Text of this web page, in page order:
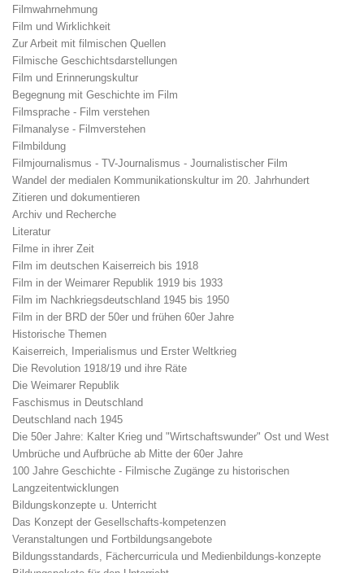
Filmwahrnehmung
Film und Wirklichkeit
Zur Arbeit mit filmischen Quellen
Filmische Geschichtsdarstellungen
Film und Erinnerungskultur
Begegnung mit Geschichte im Film
Filmsprache - Film verstehen
Filmanalyse - Filmverstehen
Filmbildung
Filmjournalismus - TV-Journalismus - Journalistischer Film
Wandel der medialen Kommunikationskultur im 20. Jahrhundert
Zitieren und dokumentieren
Archiv und Recherche
Literatur
Filme in ihrer Zeit
Film im deutschen Kaiserreich bis 1918
Film in der Weimarer Republik 1919 bis 1933
Film im Nachkriegsdeutschland 1945 bis 1950
Film in der BRD der 50er und frühen 60er Jahre
Historische Themen
Kaiserreich, Imperialismus und Erster Weltkrieg
Die Revolution 1918/19 und ihre Räte
Die Weimarer Republik
Faschismus in Deutschland
Deutschland nach 1945
Die 50er Jahre: Kalter Krieg und "Wirtschaftswunder" Ost und West
Umbrüche und Aufbrüche ab Mitte der 60er Jahre
100 Jahre Geschichte - Filmische Zugänge zu historischen
Langzeitentwicklungen
Bildungskonzepte u. Unterricht
Das Konzept der Gesellschafts-kompetenzen
Veranstaltungen und Fortbildungsangebote
Bildungsstandards, Fächercurricula und Medienbildungs-konzepte